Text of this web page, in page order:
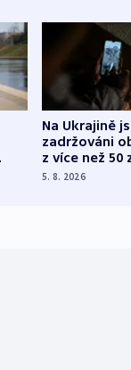
Na Ukrajině
zadržováni
z více než 50
Bojovali na
5. 8. 2026